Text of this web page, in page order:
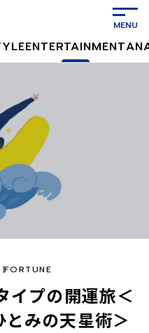
ENTERTAINMENT
イプの開運旅＜
みの天星術＞
FORTUNE